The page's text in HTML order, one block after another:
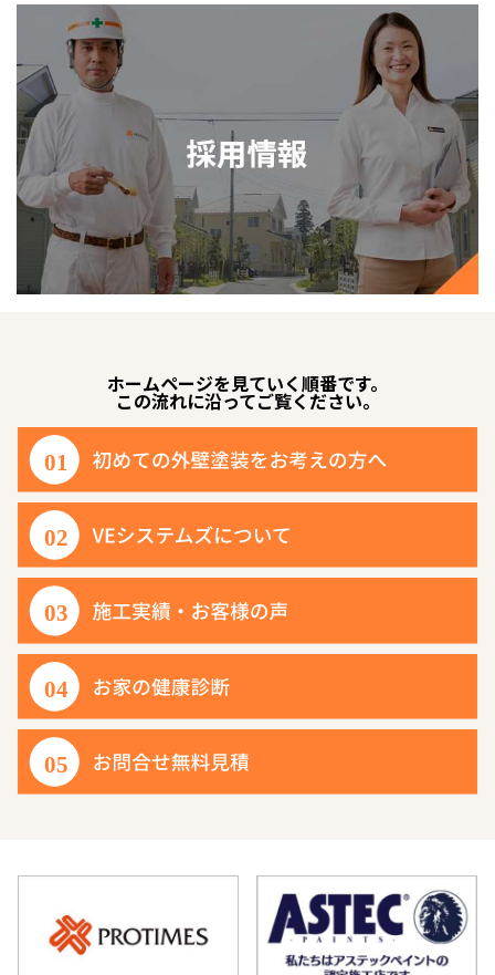
ホームページを見ていく順番です。
この流れに沿ってご覧ください。